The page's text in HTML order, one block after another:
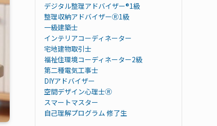
デジタル整理アドバイザー®︎1級
整理収納アドバイザーⓇ1級
一級建築士
インテリアコーディネーター
宅地建物取引士
福祉住環境コーディネーター2級
第二種電気工事士
DIYアドバイザー
空間デザイン心理士Ⓡ
スマートマスター
自己理解プログラム 修了生